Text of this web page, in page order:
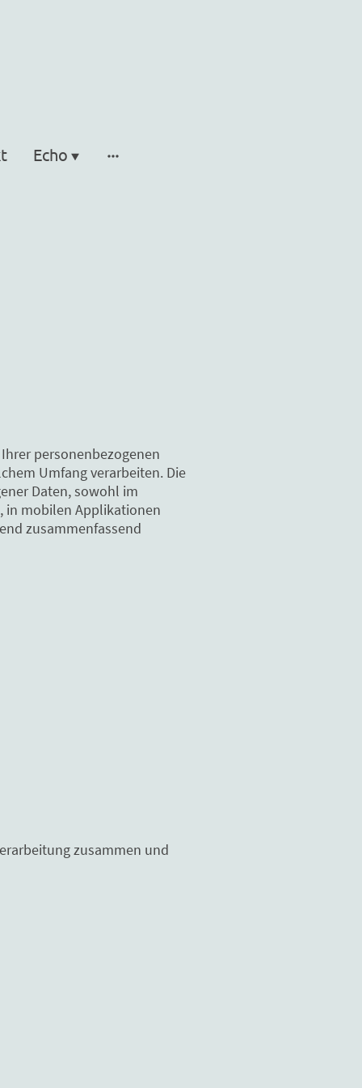
Echo
personenbezogenen
Umfang verarbeiten. Die
Daten, sowohl im
in mobilen Applikationen
zusammenfassend
zusammen und